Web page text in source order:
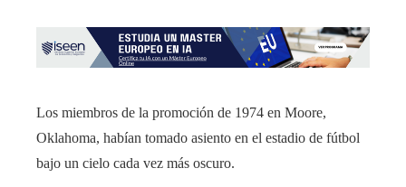
Los miembros de la promoción de 1974 en Moore,
Oklahoma, habían tomado asiento en el estadio de fútbol
bajo un cielo cada vez más oscuro.